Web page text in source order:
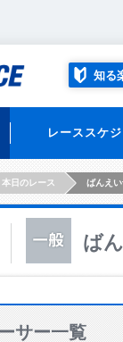
知る
レーススケ
本日のレース ばんえ
ば
サー一覧